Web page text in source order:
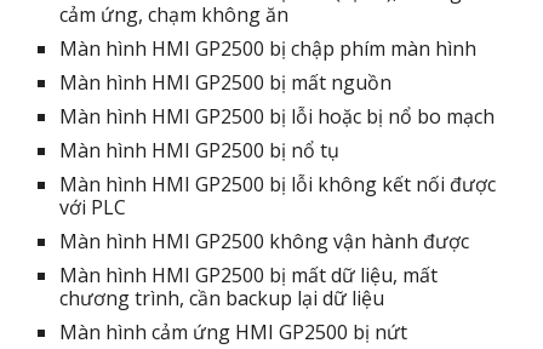
cảm ứng, chạm không ăn
Màn hình HMI GP2500 bị chập phím màn hình
Màn hình HMI GP2500 bị mất nguồn
Màn hình HMI GP2500 bị lỗi hoặc bị nổ bo mạch
Màn hình HMI GP2500 bị nổ tụ
Màn hình HMI GP2500 bị lỗi không kết nối được
với PLC
Màn hình HMI GP2500 không vận hành được
Màn hình HMI GP2500 bị mất dữ liệu, mất
chương trình, cần backup lại dữ liệu
Màn hình cảm ứng HMI GP2500 bị nứt